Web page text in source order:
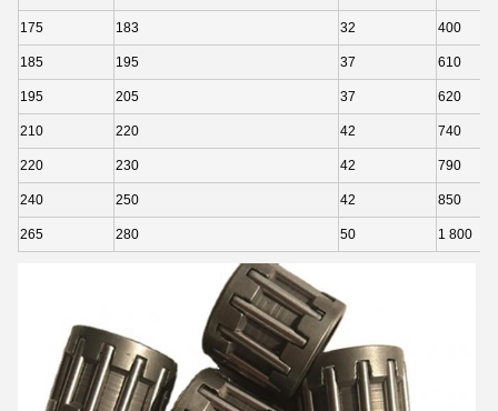
175 183 32 400
185 195 37 610
195 205 37 620
210 220 42 740
220 230 42 790
240 250 42 850
265 280 50 1 800